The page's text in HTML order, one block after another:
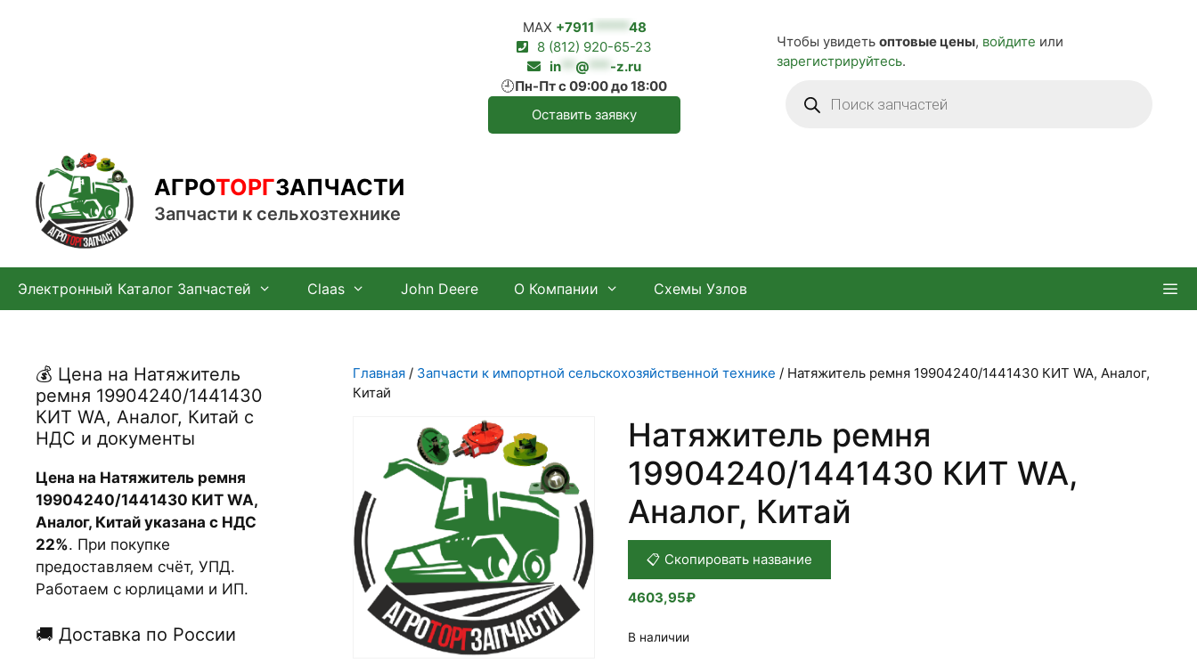
MAX +7911 *****48
8 (812) 920-65-23
in ** @ *** -z.ru
🕘Пн-Пт с 09:00 до 18:00
Оставить заявку
Чтобы увидеть оптовые цены, войдите или
зарегистрируйтесь.
товаров
АГРОТОРГЗАПЧАСТИ
Запчасти к сельхозтехнике
Электронный Каталог Запчастей Claas John Deere О Компании Схемы Узлов
Главная / Запчасти к импортной сельскохозяйственной технике / Натяжитель ремня 19904240/1441430 КИТ WA, Аналог,
Китай
Натяжитель ремня
19904240/1441430 КИТ WA,
Аналог, Китай
📋 Скопировать название
4603,95₽
В наличии
💰 Цена на Натяжитель
ремня 19904240/1441430
КИТ WA, Аналог, Китай с
НДС и документы
Цена на Натяжитель ремня
19904240/1441430 КИТ WA,
Аналог, Китай указана с НДС
22%. При покупке
предоставляем счёт, УПД.
Работаем с юрлицами и ИП.
🚚 Доставка по России